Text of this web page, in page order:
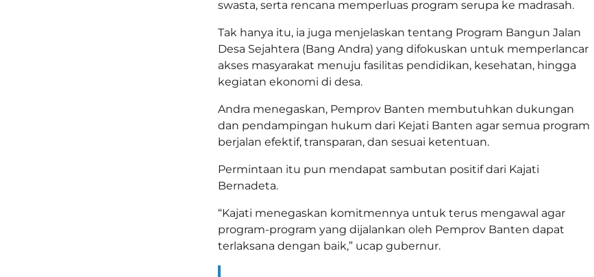
swasta, serta rencana memperluas program serupa ke madrasah.
Tak hanya itu, ia juga menjelaskan tentang Program Bangun Jalan
Desa Sejahtera (Bang Andra) yang difokuskan untuk memperlancar
akses masyarakat menuju fasilitas pendidikan, kesehatan, hingga
kegiatan ekonomi di desa.
Andra menegaskan, Pemprov Banten membutuhkan dukungan
dan pendampingan hukum dari Kejati Banten agar semua program
berjalan efektif, transparan, dan sesuai ketentuan.
Permintaan itu pun mendapat sambutan positif dari Kajati
Bernadeta.
“Kajati menegaskan komitmennya untuk terus mengawal agar
program-program yang dijalankan oleh Pemprov Banten dapat
terlaksana dengan baik,” ucap gubernur.